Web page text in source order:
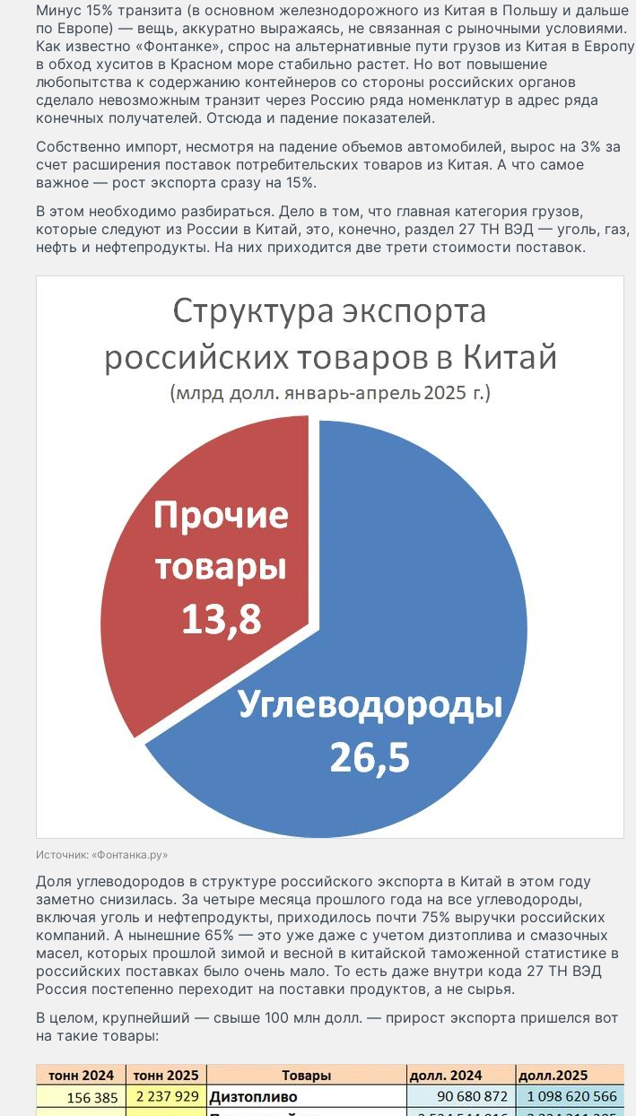
Минус 15% транзита (в основном железнодорожного из Китая в Польшу и дальше
по Европе) — вещь, аккуратно выражаясь, не связанная с рыночными условиями.
Как известно «Фонтанке», спрос на альтернативные пути грузов из Китая в Европу
в обход хуситов в Красном море стабильно растет. Но вот повышение
любопытства к содержанию контейнеров со стороны российских органов
сделало невозможным транзит через Россию ряда номенклатур в адрес ряда
конечных получателей. Отсюда и падение показателей.
Собственно импорт, несмотря на падение объемов автомобилей, вырос на 3% за
счет расширения поставок потребительских товаров из Китая. А что самое
важное — рост экспорта сразу на 15%.
В этом необходимо разбираться. Дело в том, что главная категория грузов,
которые следуют из России в Китай, это, конечно, раздел 27 ТН ВЭД — уголь, газ,
нефть и нефтепродукты. На них приходится две трети стоимости поставок.
Источник: «Фонтанка.ру»
Доля углеводородов в структуре российского экспорта в Китай в этом году
заметно снизилась. За четыре месяца прошлого года на все углеводороды,
включая уголь и нефтепродукты, приходилось почти 75% выручки российских
компаний. А нынешние 65% — это уже даже с учетом дизтоплива и смазочных
масел, которых прошлой зимой и весной в китайской таможенной статистике в
российских поставках было очень мало. То есть даже внутри кода 27 ТН ВЭД
Россия постепенно переходит на поставки продуктов, а не сырья.
В целом, крупнейший — свыше 100 млн долл. — прирост экспорта пришелся вот
на такие товары: